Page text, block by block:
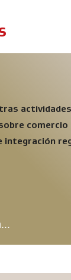
comercio
integración